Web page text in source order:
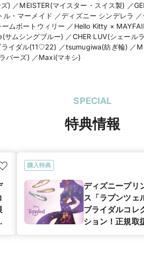
) ／MEISTER(マイスター・スイス製) ／
・マーメイド ／ディズニー シンデレラ
ムボートウィリー ／Hello Kitty ×
ムシングブルー) ／CHER LUV(シェール
イダル(11♡22) ／tsumugiwa(紡ぎ輪) ／
バーズ) ／Maxi(マキシ)
SPECIAL
特典情報
購入特典
ディズニープリ
ス「ラプンツェ
ブライダルコレ
ション！正規取